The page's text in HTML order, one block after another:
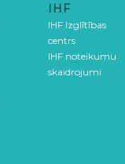
IHF
IHF Izglītības
centrs
IHF noteikumu
skaidrojumi